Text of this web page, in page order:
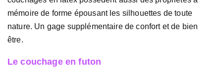
mémoire de forme épousant les silhouettes de toute
nature. Un gage supplémentaire de confort et de bien
être.
Le couchage en futon